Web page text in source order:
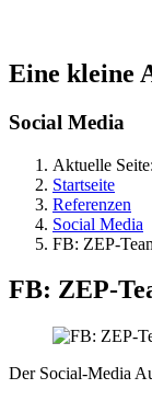
Eine kleine
Social Media
Aktuelle
Startseite
Referenzen
Social Media
FB: ZEP-
FB: ZEP-
Der Social-Media